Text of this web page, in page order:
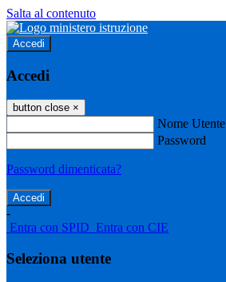
Salta al contenuto
Accedi
Accedi
button close ×
Nome Utente
Password
Password dimenticata?
-
Entra con SPID Entra con CIE
Seleziona utente